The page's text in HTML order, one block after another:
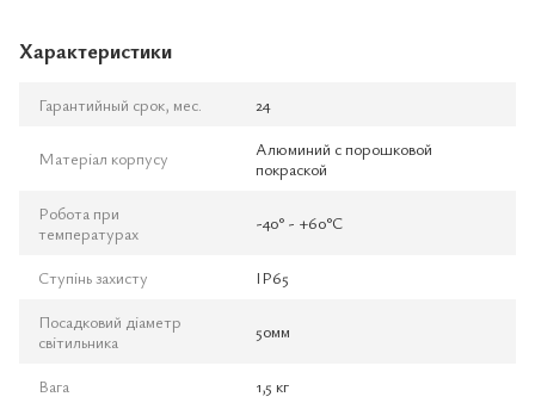
Характеристики
Гарантийный срок, мес. 24
Матеріал корпусу
Алюминий с порошковой
покраской
Робота при
температурах
-40° - +60°С
Ступінь захисту
IP65
Посадковий діаметр
світильника
50мм
Вага
1,5 кг